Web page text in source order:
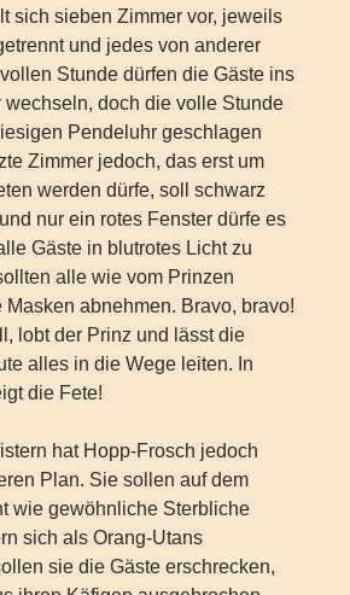
sich sieben Zimmer vor, jeweils
und jedes von anderer
Stunde dürfen die Gäste ins
wechseln, doch die volle Stunde
Pendeluhr geschlagen
Zimmer jedoch, das erst um
werden dürfe, soll schwarz
nur ein rotes Fenster dürfe es
Gäste in blutrotes Licht zu
alle wie vom Prinzen
abnehmen. Bravo, bravo!
lobt der Prinz und lässt die
alles in die Wege leiten. In
die Fete!
hat Hopp-Frosch jedoch
Plan. Sie sollen auf dem
wie gewöhnliche Sterbliche
sich als Orang-Utans
sie die Gäste erschrecken,